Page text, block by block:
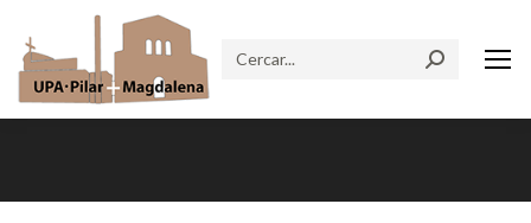
Search: